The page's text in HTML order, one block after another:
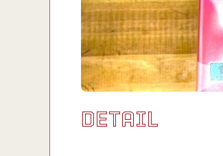
DETAIL